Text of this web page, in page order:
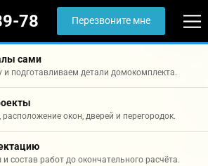
78 Перезвоните мне
сами
и подготавливаем детали домокомплекта.
окон, дверей и перегородок.
состав работ до окончательного расчёта.